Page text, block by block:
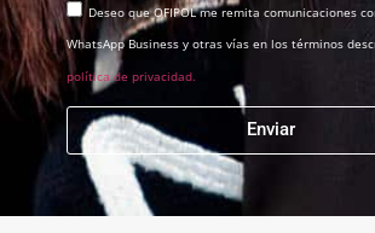
Deseo que OFIPOL me remita comunicaciones
WhatsApp Business y otras vías en los términos
política de privacidad.
Enviar